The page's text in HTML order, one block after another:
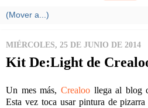
MIÉRCOLES, 25 DE JUNIO DE 2014
Kit De:Light de
Un mes más, Crealoollega al blog
Esta vez toca usar pintura de